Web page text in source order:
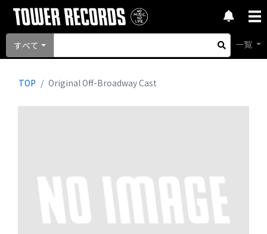
すべて 一覧
TOP Original Off-Broadway Cast